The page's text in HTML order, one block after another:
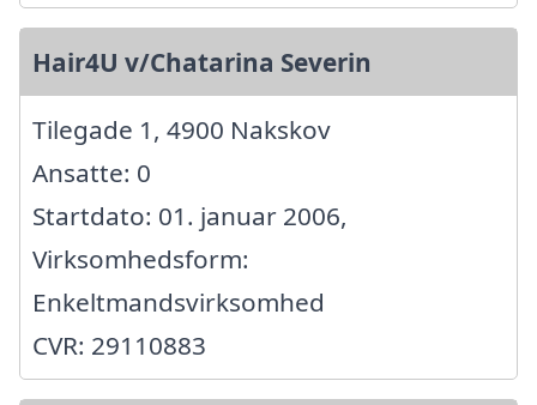
Hair4U v/Chatarina Severin
Tilegade 1, 4900 Nakskov
Ansatte: 0
Startdato: 01. januar 2006,
Virksomhedsform:
Enkeltmandsvirksomhed
CVR: 29110883